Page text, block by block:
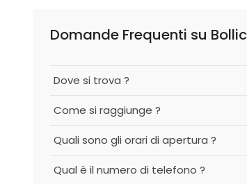
Domande Frequenti su
Dove si trova ?
Come si raggiunge ?
Quali sono gli orari di apertura ?
Qual è il numero di telefono ?